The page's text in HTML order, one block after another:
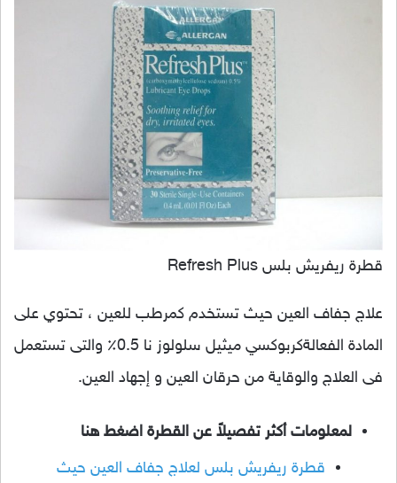
قطرة ريفريش بلس Refresh Plus
علاج جفاف العين حيث تستخدم كمرطب للعين ، تحتوي على
المادة الفعالةكربوكسي ميثيل سلولوز نا 0.5٪ والتى تستعمل
فى العلاج والوقاية من حرقان العين و إجهاد العين.
لمعلومات أكثر تفصيلاً عن القطرة اضغط هنا
قطرة ريفريش بلس لعلاج جفاف العين حيث